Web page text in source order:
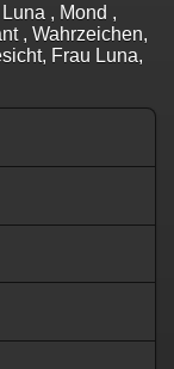
, Mond ,
, Wahrzeichen,
Frau Luna,